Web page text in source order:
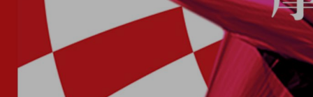
海报
物料
素材下载